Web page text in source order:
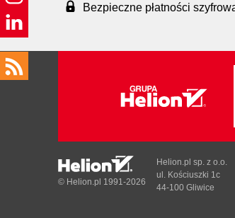
Bezpieczne płatności
© Helion.pl 1991-2026
Helion.pl sp. z o.o.
ul. Kościuszki 1c
44-100 Gliwice